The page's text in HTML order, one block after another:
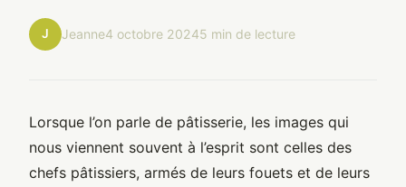
J Jeanne4 octobre 20245 min de lecture
Lorsque l’on parle de pâtisserie, les images qui
nous viennent souvent à l’esprit sont celles des
chefs pâtissiers, armés de leurs fouets et de leurs